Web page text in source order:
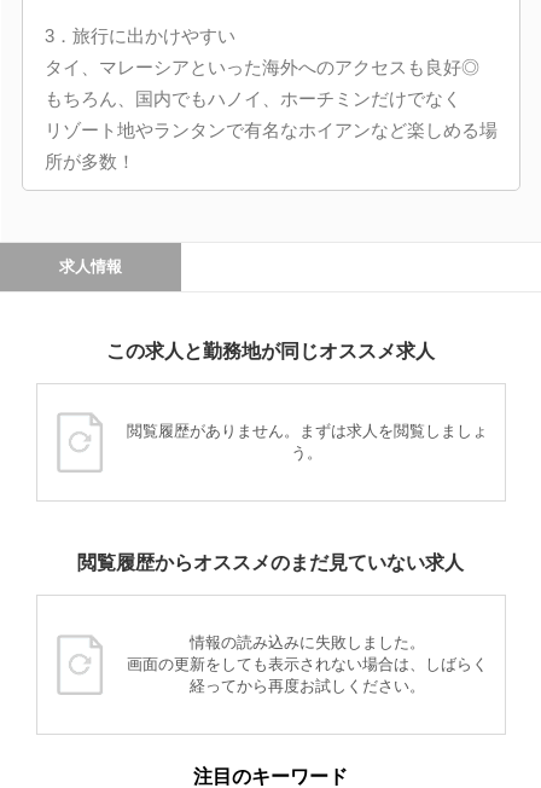
3．旅行に出かけやすい
タイ、マレーシアといった海外へのアクセスも良好◎
もちろん、国内でもハノイ、ホーチミンだけでなく
リゾート地やランタンで有名なホイアンなど楽しめる場
所が多数！
求人情報
この求人と勤務地が同じオススメ求人
閲覧履歴がありません。まずは求人を閲覧しましょ
う。
閲覧履歴からオススメのまだ見ていない求人
情報の読み込みに失敗しました。
画面の更新をしても表示されない場合は、しばらく
経ってから再度お試しください。
注目のキーワード